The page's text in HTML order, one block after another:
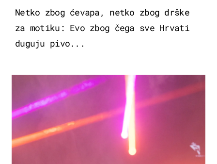
Netko zbog ćevapa, netko zbog drške
za motiku: Evo zbog čega sve Hrvati
duguju pivo...
KULTURA & ZABAVA